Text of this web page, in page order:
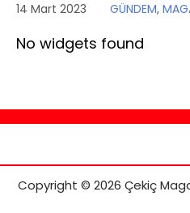
14 Mart 2023 GÜNDEM,
No widgets found
Copyright © 2026 Çekiç